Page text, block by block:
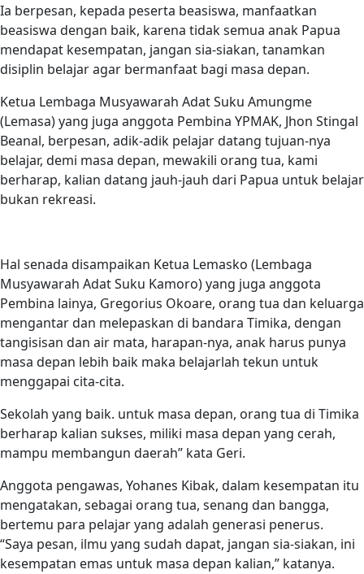
Ia berpesan, kepada peserta beasiswa, manfaatkan
beasiswa dengan baik, karena tidak semua anak Papua
mendapat kesempatan, jangan sia-siakan, tanamkan
disiplin belajar agar bermanfaat bagi masa depan.
Ketua Lembaga Musyawarah Adat Suku Amungme
(Lemasa) yang juga anggota Pembina YPMAK, Jhon Stingal
Beanal, berpesan, adik-adik pelajar datang tujuan-nya
belajar, demi masa depan, mewakili orang tua, kami
berharap, kalian datang jauh-jauh dari Papua untuk belajar
bukan rekreasi.
Hal senada disampaikan Ketua Lemasko (Lembaga
Musyawarah Adat Suku Kamoro) yang juga anggota
Pembina lainya, Gregorius Okoare, orang tua dan keluarga
mengantar dan melepaskan di bandara Timika, dengan
tangisisan dan air mata, harapan-nya, anak harus punya
masa depan lebih baik maka belajarlah tekun untuk
menggapai cita-cita.
Sekolah yang baik. untuk masa depan, orang tua di Timika
berharap kalian sukses, miliki masa depan yang cerah,
mampu membangun daerah” kata Geri.
Anggota pengawas, Yohanes Kibak, dalam kesempatan itu
mengatakan, sebagai orang tua, senang dan bangga,
bertemu para pelajar yang adalah generasi penerus.
“Saya pesan, ilmu yang sudah dapat, jangan sia-siakan, ini
kesempatan emas untuk masa depan kalian,” katanya.